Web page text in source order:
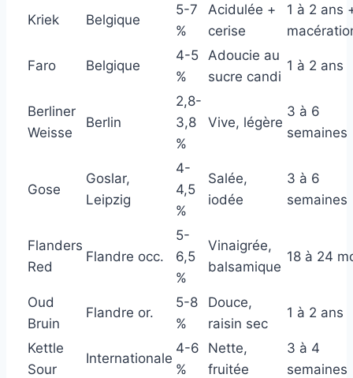
Kriek Belgique
5-7
%
Acidulée +
cerise
1 à 2 ans
Faro Belgique
4-5
%
Adoucie au
sucre candi
1 à 2 ans
Berliner
Weisse
Berlin
2,8-
3,8
%
Vive, légère
3 à 6
semaines
Gose
Goslar,
Leipzig
4-
4,5
%
Salée,
iodée
3 à 6
semaines
Flanders
Red
Flandre occ.
5-
6,5
%
Vinaigrée,
balsamique
18 à 24
Oud
Bruin
Flandre or.
5-8
%
Douce,
raisin sec
1 à 2 ans
Kettle
Sour
Internationale
4-6
%
Nette,
fruitée
3 à 4
semaines